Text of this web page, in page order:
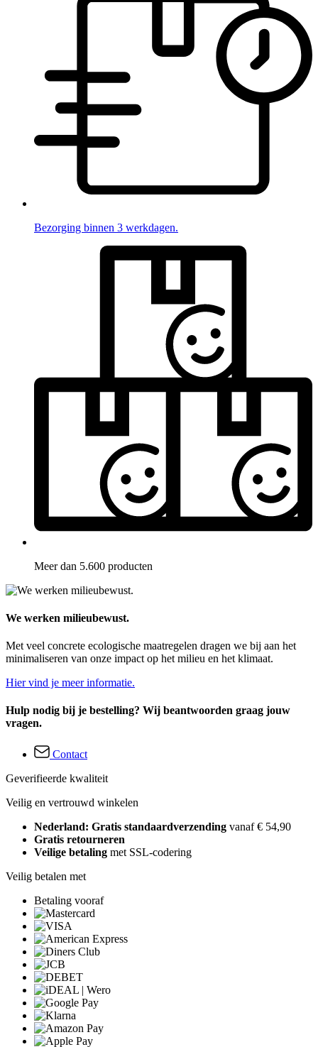
Bezorging binnen 3 werkdagen.
Meer dan 5.600 producten
We werken milieubewust.
Met veel concrete ecologische maatregelen dragen we bij aan het
minimaliseren van onze impact op het milieu en het klimaat.
Hier vind je meer informatie.
Hulp nodig bij je bestelling? Wij beantwoorden graag jouw
vragen.
Contact
Geverifieerde kwaliteit
Veilig en vertrouwd winkelen
Nederland: Gratis standaardverzending vanaf € 54,90
Gratis retourneren
Veilige betaling met SSL-codering
Veilig betalen met
Betaling vooraf